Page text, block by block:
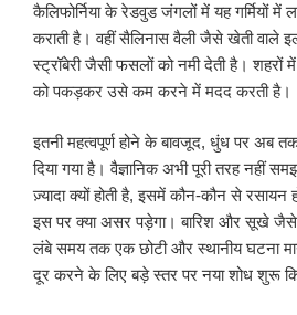
कैलिफोर्निया के रेडवुड जंगलों में यह गर्मियों में
कराती है। वहीं सैलिनास वैली जैसे खेती वाले
स्ट्रॉबेरी जैसी फसलों को नमी देती है। शहरों
को पकड़कर उसे कम करने में मदद करती है।
इतनी महत्वपूर्ण होने के बावजूद, धुंध पर अब तक
दिया गया है। वैज्ञानिक अभी पूरी तरह नहीं
ज़्यादा क्यों होती है, इसमें कौन-कौन से रसायन
इस पर क्या असर पड़ेगा। बारिश और सूखे जैसे
लंबे समय तक एक छोटी और स्थानीय घटना
दूर करने के लिए बड़े स्तर पर नया शोध शुरू